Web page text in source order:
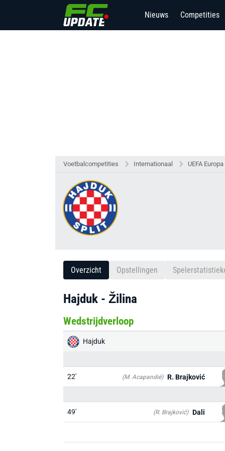
Nieuws Competities
Voetbalcompetities Internationaal UEFA
Overzicht Opstellingen
Hajduk - Žilina
Wedstrijdverloop
Hajduk
22' (M. Acapandié) R. Brajković
49' (R. Brajković) Dali